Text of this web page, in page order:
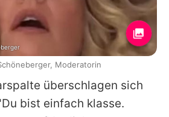
überschlagen sich
bist einfach klasse.
Moderatorin